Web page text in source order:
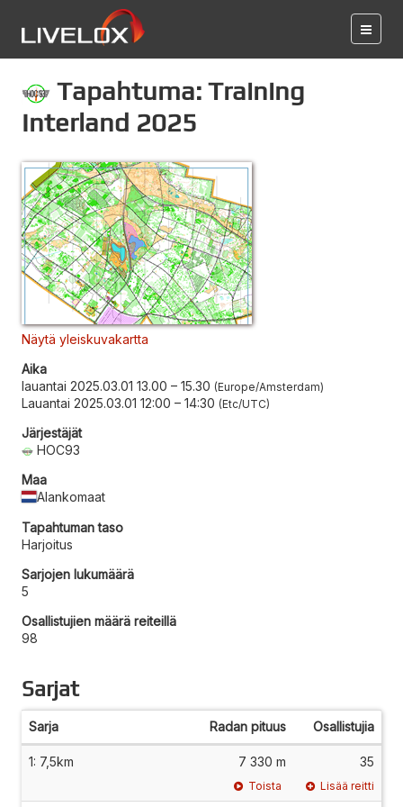
Tapahtuma: Training
Interland 2025
Näytä yleiskuvakartta
Aika
lauantai 2025.03.01 13.00 – 15.30 Europe/Amsterdam
Lauantai 2025.03.01 12:00 – 14:30 Etc/UTC
Järjestäjät
HOC93
Maa
Alankomaat
Tapahtuman taso
Harjoitus
Sarjojen lukumäärä
5
Osallistujien määrä reiteillä
98
Sarjat
Sarja Radan pituus Osallistujia
1: 7,5km 7 330 m 35
Toista Lisää reitti